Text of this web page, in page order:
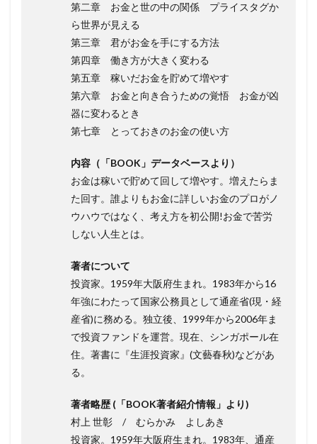
第二章 お金と世の中の関係 プライスタグか
ら世界が見える
第三章 君がお金を手にする方法
第四章 働き方が大きく変わる
第五章 稼いだお金を貯めて増やす
第六章 お金と向き合うための覚悟 お金が凶
器に変わるとき
第七章 とっておきのお金の使い方
内容（「BOOK」データベースより）
お金は稼いで貯めて回して増やす。増えたらま
た回す。誰よりもお金に詳しいお金のプロがノ
ウハウではなく、考え方を初公開!お金で苦労
しない人生とは。
著者について
投資家。1959年大阪府生まれ。1983年から16
年強にわたって国家公務員として通産省(現・経
産省)に務める。独立後、1999年から2006年ま
で投資ファンドを運営。現在、シンガポール在
住。著書に『生涯投資家』(文藝春秋)などがあ
る。
著者略歴 (「BOOK著者紹介情報」より)
村上 世彰 / むらかみ よしあき
投資家。1959年大阪府生まれ。1983年、通産